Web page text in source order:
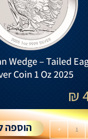
Wedge – Tailed
Coin 1 Oz 2025
₪
+ הוספה